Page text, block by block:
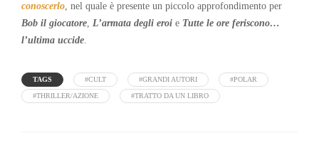
conoscerlo, nel quale è presente un piccolo approfondimento per
Bob il giocatore, L’armata degli eroi e Tutte le ore feriscono…
l’ultima uccide.
TAGS #CULT #GRANDI AUTORI #POLAR
#THRILLER/AZIONE #TRATTO DA UN LIBRO